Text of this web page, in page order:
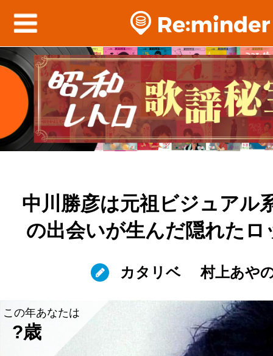
中川勝彦は元祖ビジュアル
の出会いが生んだ隠れたロ
カタリベ 村上あや
この年あなたは
?歳